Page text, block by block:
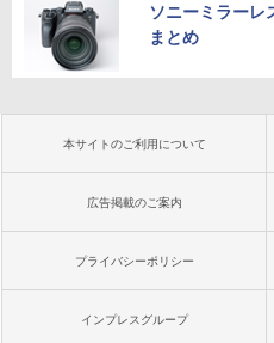
ソニーミラーレ
まとめ
本サイトのご利用について
広告掲載のご案内
プライバシーポリシー
インプレスグループ